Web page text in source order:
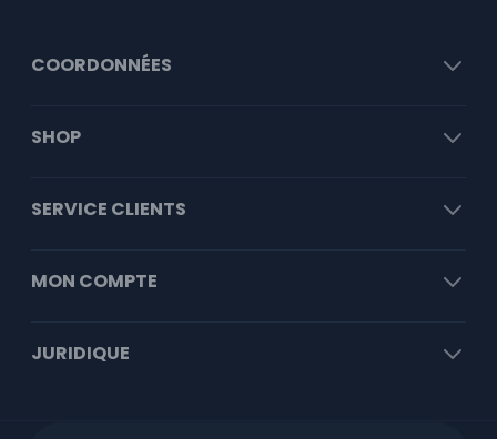
COORDONNÉES
SHOP
SERVICE CLIENTS
MON COMPTE
JURIDIQUE